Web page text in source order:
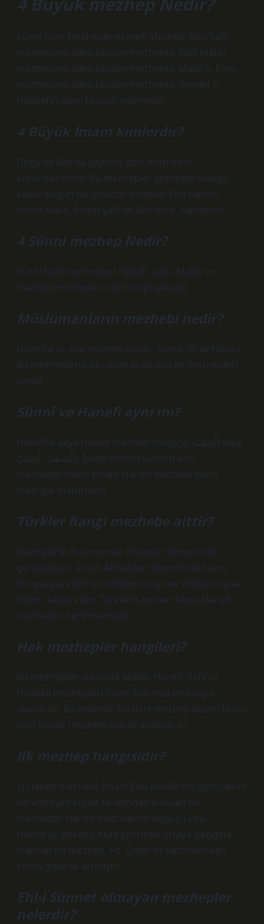
Sünni Fıkıh MezhepleriHanefi Mezheb; Ebu Şafii
mezhebinin adını taşıyan mezheptir. Şafii Mâlikî
mezhebinin adını taşıyan mezheptir. Malik b. Enes
mezhebinin adını taşıyan mezheptir. Ahmed b.
Hanbel’in adını taşıyan mezheptir.
4 Büyük İmam kimlerdir?
Doğu ve Batı’da yayılmış dört mezhebin
kurucularıdırlar. Bu mezhepler geçmişte olduğu
kadar bugün de ünlüdür. İmamlar Ebu Hanife,
İmam Malik, İmam Şafii ve Ahmed b. Hanbel’dir.
4 Sünni mezhep Nedir?
Sünni fıkıh mezhepleri Hanefi, Şafii, Maliki ve
Hanbeli mezheplerinden oluşmaktadır.
Müslümanların mezhebi nedir?
İslam’da üç ana mezhep vardır: Sünni, Şii ve Havari.
Bu mezheplerin de çeşitli açılardan alt mezhepleri
vardır.
Sünnî ve Hanefi aynı mı?
Hanefilik veya Hanefi mezhebi (Arapça: اَلْحَنَفِيَْة veya
اَلْمَذْهَبُ الْحَنَفِيُ), İslam dininin Sünni (fıkıh)
mezheplerinden biridir. Hanefi mezhebi inanç
itibariyle Mâtürîliktir.
Türkler hangi mezhebe aittir?
İslamiyet’le ilk tanışması Emeviler döneminde
gerçekleşen, ancak Abbasiler döneminde İslam
dünyasıyla etkin bir iletişim kuran ve kitlesel olarak
İslam’ı kabul eden Türklerin hemen hepsi Hanefi
mezhebini benimsemiştir.
Hak mezhepler hangileri?
Bu mezhepler arasında Maliki, Hanefi, Şafii ve
Hanbeli mezhepleri Sünni İslam’da en yaygın
olanlardır. Bu nedenle, bu dört mezhep bazen fıkhın
dört büyük mezhebi olarak adlandırılır.
İlk mezhep hangisidir?
1) Hanefi mezhebi, İmam Ebu Hanife’nin görüşlerini
benimseyen kişiler tarafından kurulan bir
mezheptir. Hanefi mezhebinin doğuşu Ebu
Hanife’ye atfedilir. Kufe şehrinde ortaya çıktığına
inanılan bu mezhep, Hz. Ömer’in saltanatından
sonra giderek artmıştır.
Ehl-i Sünnet olmayan mezhepler
nelerdir?